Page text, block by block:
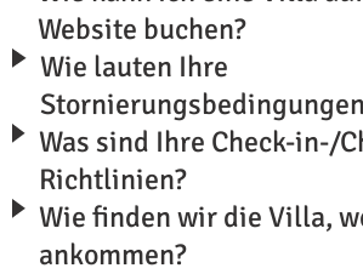
Website buchen?
Wie lauten Ihre
Was sind Ihre Check-in-/
Richtlinien?
Wie finden wir die Villa,
ankommen?